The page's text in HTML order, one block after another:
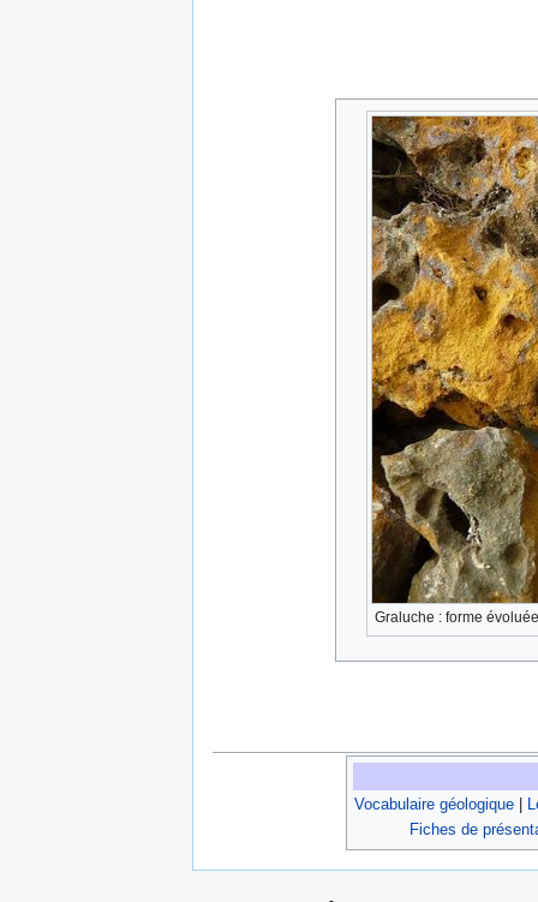
Graluche : forme
Vocabulaire géologique|
Fiches de